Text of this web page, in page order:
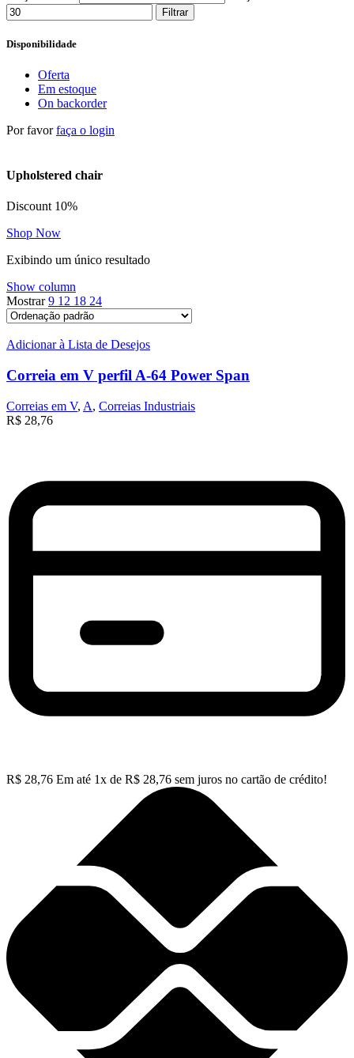
Filtrar
Disponibilidade
Oferta
Em estoque
On backorder
Por favorfaça o login
Upholstered chair
Discount 10%
Shop Now
Exibindo um único resultado
Show column
Mostrar9 12 18 24
Adicionar à Lista de Desejos
Correia em V perfil A-64 Power Span
Correias em V, A, Correias Industriais
R$ 28,76
R$ 28,76 Em até 1x de R$ 28,76 sem juros no cartão de crédito!